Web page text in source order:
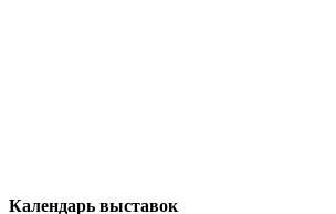
Календарь выставок